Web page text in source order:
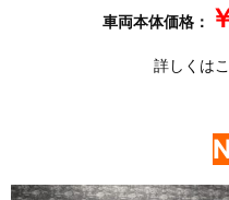
車両本体価格：
詳しくは